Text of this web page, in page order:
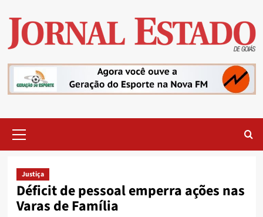
content
Menu
Justiça
Déficit de pessoal emperra ações nas
Varas de Família